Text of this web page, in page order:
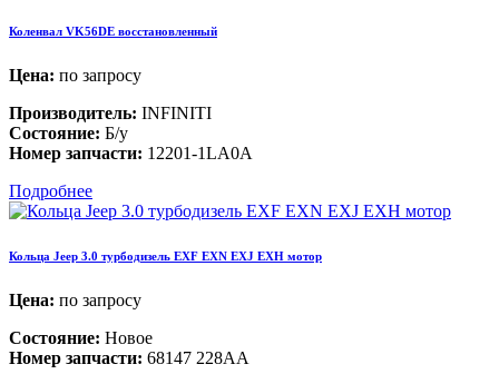
Коленвал VK56DE восстановленный
Цена: по запросу
Производитель: INFINITI
Состояние: Б/у
Номер запчасти: 12201-1LA0A
Подробнее
Кольца Jeep 3.0 турбодизель EXF EXN EXJ EXH мотор
Цена: по запросу
Состояние: Новое
Номер запчасти: 68147 228AA